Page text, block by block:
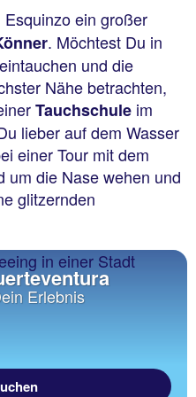
ein großer
. Möchtest Du in
und die
Nähe betrachten,
Tauchschule im
lieber auf dem Wasser
einer Tour mit dem
um die Nase wehen und
glitzernden
Erlebnis